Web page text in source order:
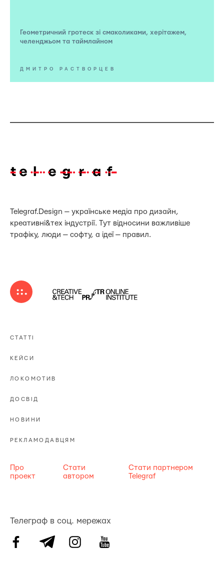
Геометричний гротеск зі смаколиками, херітажем,
челенджьом та таймлайном
ДМИТРО РАСТВОРЦЕВ
Telegraf.Design — українське медіа про дизайн,
креативні&тех індустрії. Тут відносини важливіше
трафіку, люди — софту, а ідеї — правил.
СТАТТІ
КЕЙСИ
ЛОКОМОТИВ
ДОСВІД
НОВИНИ
РЕКЛАМОДАВЦЯМ
Про
проект
Стати
автором
Стати партнером
Telegraf
Телеграф в соц. мережах